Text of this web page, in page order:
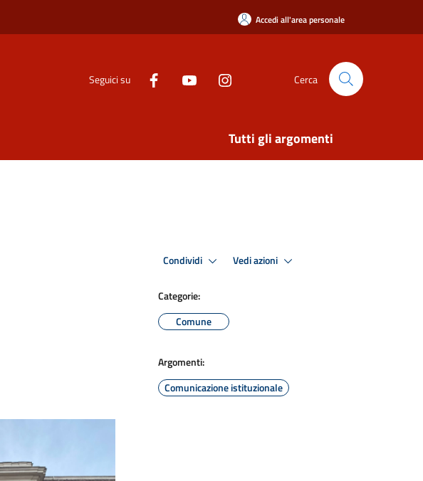
Accedi all'area personale
Seguici su Cerca
Tutti gli argomenti
Condividi Vedi azioni
Categorie:
Comune
Argomenti:
Comunicazione istituzionale